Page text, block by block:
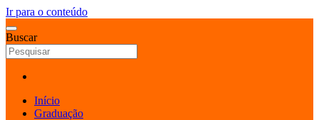
Ir para o conteúdo
Buscar
Início
Graduação